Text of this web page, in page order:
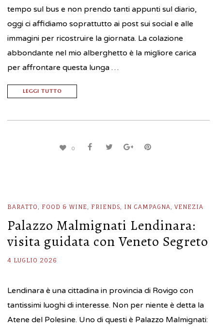
tempo sul bus e non prendo tanti appunti sul diario,
oggi ci affidiamo soprattutto ai post sui social e alle
immagini per ricostruire la giornata. La colazione
abbondante nel mio alberghetto è la migliore carica
per affrontare questa lunga …
LEGGI TUTTO
0
BARATTO , FOOD & WINE , FRIENDS, IN CAMPAGNA, VENEZIA
Palazzo Malmignati Lendinara:
visita guidata con Veneto Segreto
4 LUGLIO 2026
Lendinara è una cittadina in provincia di Rovigo con
tantissimi luoghi di interesse. Non per niente è detta la
Atene del Polesine. Uno di questi è Palazzo Malmignati: